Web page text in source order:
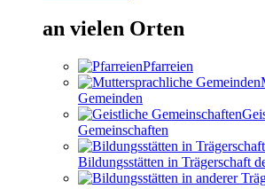
an vielen Orten
Pfarreien
Gemeinden
Gemeinschaften
Bildungsstätten in Trägerschaft